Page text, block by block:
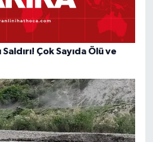
Çok Sayıda Ölü ve